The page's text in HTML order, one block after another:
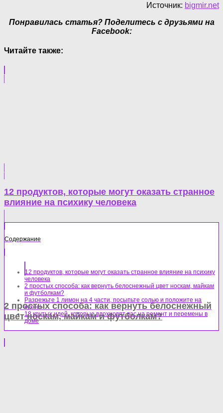
Источник: bigmir.net
Понравилась статья? Поделитесь с друзьями на
Facebook:
Читайте также:
12 продуктов, которые могут оказать странное
влияние на психику человека
Содержание
12 продуктов, которые могут оказать странное влияние на психику
человека
2 простых способа: как вернуть белоснежный цвет носкам, майкам
и футболкам?
Разрежьте 1 лимон на 4 части, посыпьте солью и положите на
кухне!
18 крутых идей, которые вдохновят вас на ремонт и перемены в
доме
2 простых способа: как вернуть белоснежный
цвет носкам, майкам и футболкам?